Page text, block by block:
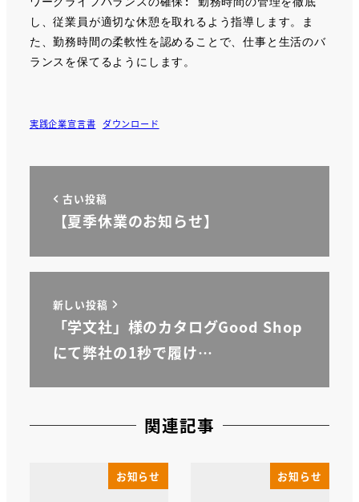
し、従業員が適切な休憩を取れるよう指導します。ま
た、勤務時間の柔軟性を認めることで、仕事と生活のバ
ランスを保てるようにします。
実践企業宣言書 ダウンロード
古い投稿
【夏季休業のお知らせ】
新しい投稿
「学文社」様のカタログGood Shop
にて弊社の1秒で履け…
関連記事
お知らせ お知らせ